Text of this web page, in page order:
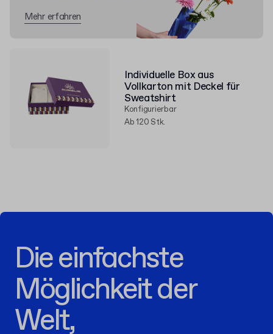
Individuelle Box aus
Vollkarton mit Deckel für
Sweatshirt
Konfigurierbar
Ab 120 Stk.
Mehr erfahren
Die einfachste
Möglichkeit der
Welt,